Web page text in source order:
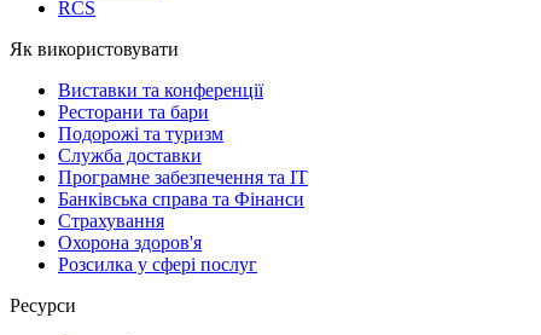
RCS
Як використовувати
Виставки та конференції
Ресторани та бари
Подорожі та туризм
Служба доставки
Програмне забезпечення та IT
Банківська справа та Фінанси
Страхування
Охорона здоров'я
Розсилка у сфері послуг
Ресурси